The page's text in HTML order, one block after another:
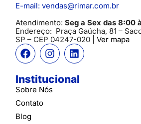
E-mail: vendas@rimar.com.br
Atendimento: Seg a Sex das 8:00
Endereço: Praça Gaúcha, 81 –
SP – CEP 04247-020 | Ver mapa
Institucional
Sobre Nós
Contato
Blog